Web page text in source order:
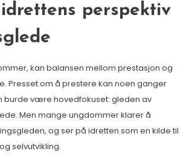
perspektiv
kan balansen mellom prestasjon og
Presset om å prestere kan noen ganger
burde være hovedfokuset: gleden av
Men mange ungdommer klarer å
og ser på idretten som en kilde til
selvutvikling.